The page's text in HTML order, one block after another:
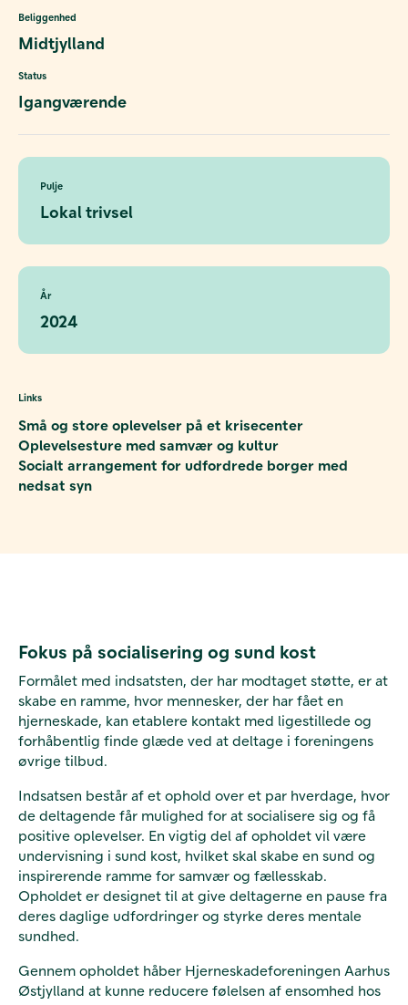
Beliggenhed
Midtjylland
Status
Igangværende
Pulje
Lokal trivsel
År
2024
Links
Små og store oplevelser på et krisecenter
Oplevelsesture med samvær og kultur
Socialt arrangement for udfordrede borger med
nedsat syn
Fokus på socialisering og sund kost
Formålet med indsatsten, der har modtaget støtte, er at
skabe en ramme, hvor mennesker, der har fået en
hjerneskade, kan etablere kontakt med ligestillede og
forhåbentlig finde glæde ved at deltage i foreningens
øvrige tilbud.
Indsatsen består af et ophold over et par hverdage, hvor
de deltagende får mulighed for at socialisere sig og få
positive oplevelser. En vigtig del af opholdet vil være
undervisning i sund kost, hvilket skal skabe en sund og
inspirerende ramme for samvær og fællesskab.
Opholdet er designet til at give deltagerne en pause fra
deres daglige udfordringer og styrke deres mentale
sundhed.
Gennem opholdet håber Hjerneskadeforeningen Aarhus
Østjylland at kunne reducere følelsen af ensomhed hos